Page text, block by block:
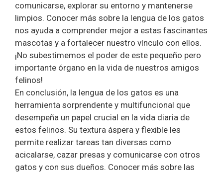
comunicarse, explorar su entorno y mantenerse
limpios. Conocer más sobre la lengua de los gatos
nos ayuda a comprender mejor a estas fascinantes
mascotas y a fortalecer nuestro vínculo con ellos.
¡No subestimemos el poder de este pequeño pero
importante órgano en la vida de nuestros amigos
felinos!
En conclusión, la lengua de los gatos es una
herramienta sorprendente y multifuncional que
desempeña un papel crucial en la vida diaria de
estos felinos. Su textura áspera y flexible les
permite realizar tareas tan diversas como
acicalarse, cazar presas y comunicarse con otros
gatos y con sus dueños. Conocer más sobre las